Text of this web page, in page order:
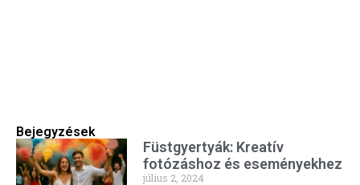
Bejegyzések
Füstgyertyák: Kreatív
fotózáshoz és eseményekhez
július 2, 2024